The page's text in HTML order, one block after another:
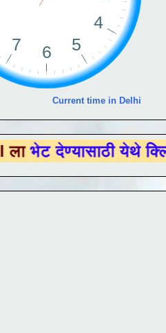
Current time in Delhi
येथे क्लिक करा .